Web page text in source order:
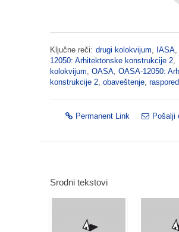
Ključne reči: drugi kolokvijum, IASA,
12050: Arhitektonske konstrukcije 2,
kolokvijum, OASA, OASA-12050:
konstrukcije 2, obaveštenje,
Permanent Link Pošalji
Srodni tekstovi